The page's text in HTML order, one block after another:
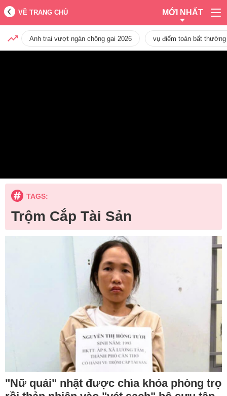
VỀ TRANG CHỦ MỚI NHẤT
Anh trai vượt ngàn chông gai 2026 vụ điểm toán bất
TAGS:
Trộm Cắp Tài Sản
"Nữ quái" nhặt được chìa khóa phòng trọ